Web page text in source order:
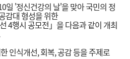
일 '정신건강의 날'을 맞아 국민의 정
감대 형성을 위한
4행시 공모전」을 다음과 같이 개최
인식개선, 회복, 공감 등을 주제로